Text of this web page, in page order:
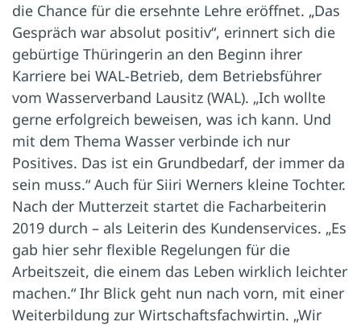
die Chance für die ersehnte Lehre eröffnet. „Das
Gespräch war absolut positiv“, erinnert sich die
gebürtige Thüringerin an den Beginn ihrer
Karriere bei WAL-Betrieb, dem Betriebsführer
vom Wasserverband Lausitz (WAL). „Ich wollte
gerne erfolgreich beweisen, was ich kann. Und
mit dem Thema Wasser verbinde ich nur
Positives. Das ist ein Grundbedarf, der immer da
sein muss.“ Auch für Siiri Werners kleine Tochter.
Nach der Mutterzeit startet die Facharbeiterin
2019 durch – als Leiterin des Kundenservices. „Es
gab hier sehr flexible Regelungen für die
Arbeitszeit, die einem das Leben wirklich leichter
machen.“ Ihr Blick geht nun nach vorn, mit einer
Weiterbildung zur Wirtschaftsfachwirtin. „Wir